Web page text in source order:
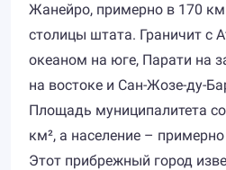
Жанейро, примерно в 170
столицы штата. Граничит с
океаном на юге, Парати на
на востоке и Сан-Жозе-ду-
Площадь муниципалитета
км², а население –
Этот прибрежный город